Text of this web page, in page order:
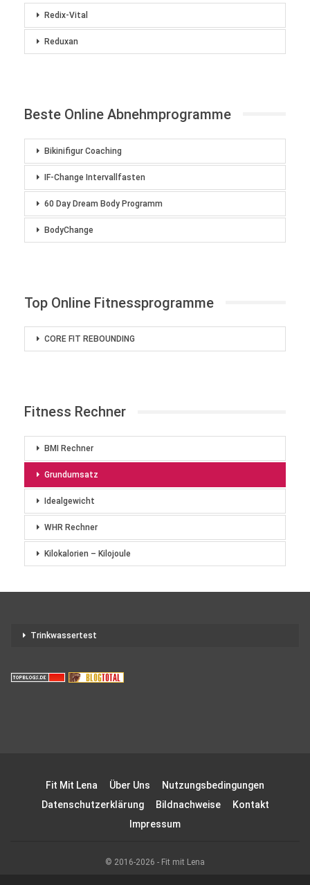
Redix-Vital
Reduxan
Beste Online Abnehmprogramme
Bikinifigur Coaching
IF-Change Intervallfasten
60 Day Dream Body Programm
BodyChange
Top Online Fitnessprogramme
CORE FIT REBOUNDING
Fitness Rechner
BMI Rechner
Grundumsatz
Idealgewicht
WHR Rechner
Kilokalorien – Kilojoule
Trinkwassertest
Fit Mit Lena Über Uns
Nutzungsbedingungen
Datenschutzerklärung
Bildnachweise
Kontakt
Impressum
© 2016-2026 - Fit mit Lena